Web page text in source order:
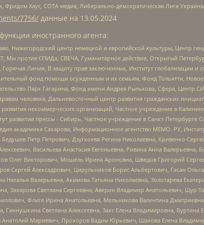
Фридом Хаус, СОТА медиа, Либерально-демократическая Лига Украины
7756/ данные на 13.05.2024
иностранного агента:
Нижегородский центр немецкой и европейской культуры, Центр
против СПИДа, СВЕЧА, Гуманитарное действие, Открытый
Горячая Линия, В защиту прав заключенных, Институт
фонд помощи осужденным и их семьям, Фонд Тольятти,
Парк Гагарина, Фонд имени Андрея Рылькова, Сфера, Центр
человека, Дальневосточный центр развития гражданских
некоммерческих организаций, Частное учреждение в
развития прессы - Сибирь, Частное учреждение в Санкт-
академика Сахарова, Информационное агентство МЕМО. РУ,
Бедушев Петр Петрович, Дзугкоева Регина Николаевна, Кривенко
Васильева Анастасия Евгеньевна, Ривина Анна
Олег Викторович, Мошель Ирина Ароновна, Шведов Григорий
Сергей Алексадрович, Цирульников Борис Альбертович, Гасан
Наталья Валерьевна, Акимова Татьяна Николаевна, Золотарева
Захарова Светлана Сергеевна, Аверин Владимир Анатольевич,
Флиге Ирина Анатольевна, Мельникова Валентина
Ганнушкина Светлана Алексеевна, Закс Елена Владимировна,
Мариевич, Прохоров Вадим Юрьевич, Шахова Елена